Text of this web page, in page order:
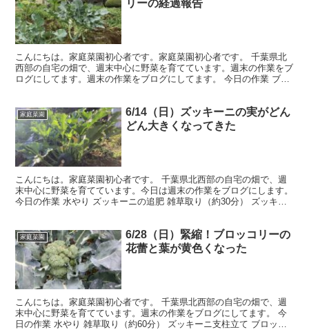
リーの経過報告
こんにちは。家庭菜園初心者です。家庭菜園初心者です。 千葉県北
西部の自宅の畑で、週末中心に野菜を育てています。週末の作業をブ
ログにしてます。週末の作業をブログにしてます。 今日の作業 ブロ
家庭菜園
6/14（日）ズッキーニの実がどん
どん大きくなってきた
こんにちは。家庭菜園初心者です。 千葉県北西部の自宅の畑で、週
末中心に野菜を育てています。今日は週末の作業をブログにします。
今日の作業 水やり ズッキーニの追肥 雑草取り（約30分） ズッキー
家庭菜園
6/28（日）緊縮！ブロッコリーの
花蕾と葉が黄色くなった
こんにちは。家庭菜園初心者です。 千葉県北西部の自宅の畑で、週
末中心に野菜を育てています。週末の作業をブログにしてます。 今
日の作業 水やり 雑草取り（約60分） ズッキーニ支柱立て ブロッコ